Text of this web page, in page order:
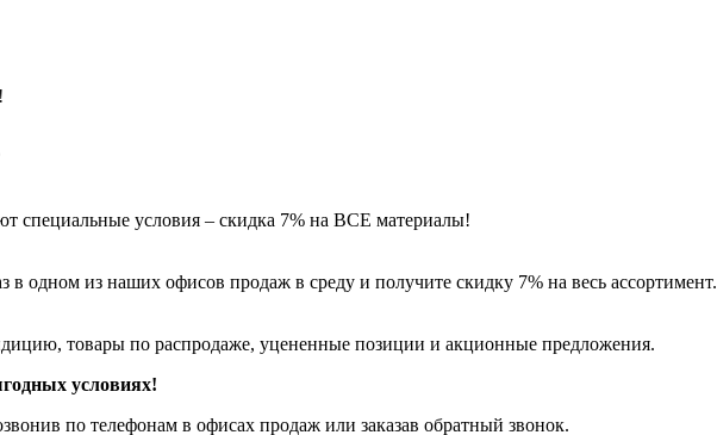
условия – скидка 7% на ВСЕ материалы!
в одном из наших офисов продаж в среду и получите скидку 7% на весь ассортимент.
товары по распродаже, уцененные позиции и акционные предложения.
условиях!
по телефонам в офисах продаж или заказав обратный звонок.